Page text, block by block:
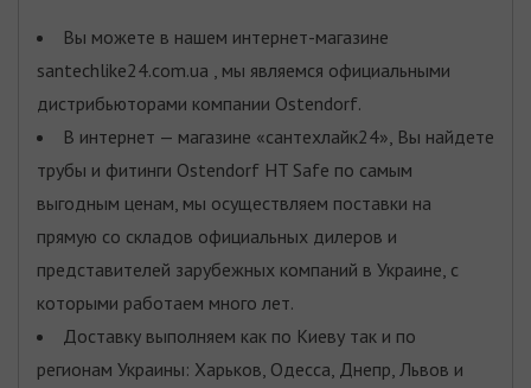
Вы можете в нашем интернет-магазине
santechlike24.com.ua , мы являемся официальными
дистрибьюторами компании Ostendorf.
В интернет — магазине «сантехлайк24», Вы найдете
трубы и фитинги Ostendorf HT Safe по самым
выгодным ценам, мы осуществляем поставки на
прямую со складов официальных дилеров и
представителей зарубежных компаний в Украине, с
которыми работаем много лет.
Доставку выполняем как по Киеву так и по
регионам Украины: Харьков, Одесса, Днепр, Львов и